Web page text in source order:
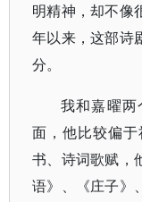
明精神，却不像
年以来，这部诗
分。
我和嘉曜
面，他比较偏
书、诗词歌赋，
语》、《庄子》